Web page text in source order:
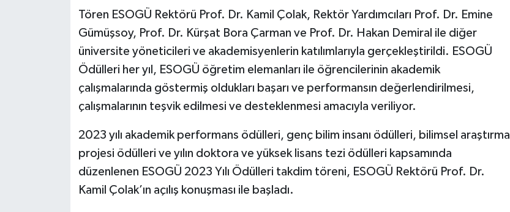
Tören ESOGÜ Rektörü Prof. Dr. Kamil Çolak, Rektör Yardımcıları Prof. Dr. Emine
Gümüşsoy, Prof. Dr. Kürşat Bora Çarman ve Prof. Dr. Hakan Demiral ile diğer
üniversite yöneticileri ve akademisyenlerin katılımlarıyla gerçekleştirildi. ESOGÜ
Ödülleri her yıl, ESOGÜ öğretim elemanları ile öğrencilerinin akademik
çalışmalarında göstermiş oldukları başarı ve performansın değerlendirilmesi,
çalışmalarının teşvik edilmesi ve desteklenmesi amacıyla veriliyor.
2023 yılı akademik performans ödülleri, genç bilim insanı ödülleri, bilimsel araştırma
projesi ödülleri ve yılın doktora ve yüksek lisans tezi ödülleri kapsamında
düzenlenen ESOGÜ 2023 Yılı Ödülleri takdim töreni, ESOGÜ Rektörü Prof. Dr.
Kamil Çolak’ın açılış konuşması ile başladı.